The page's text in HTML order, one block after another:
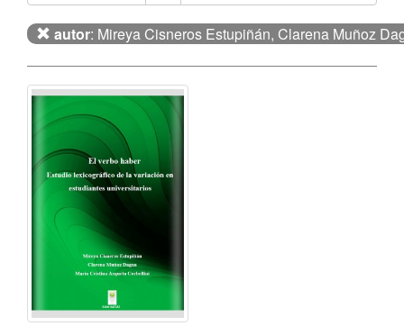
autor: Mireya Cisneros Estupiñán, Clarena Muñoz